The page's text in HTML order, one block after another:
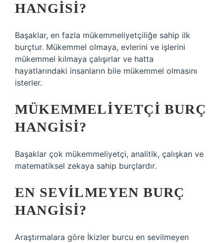
HANGISI?
Başaklar, en fazla mükemmeliyetçiliğe sahip ilk
burçtur. Mükemmel olmaya, evlerini ve işlerini
mükemmel kılmaya çalışırlar ve hatta
hayatlarındaki insanların bile mükemmel olmasını
isterler.
MÜKEMMELIYETÇI BURÇ
HANGISI?
Başaklar çok mükemmeliyetçi, analitik, çalışkan ve
matematiksel zekaya sahip burçlardır.
EN SEVILMEYEN BURÇ
HANGISI?
Araştırmalara göre İkizler burcu en sevilmeyen